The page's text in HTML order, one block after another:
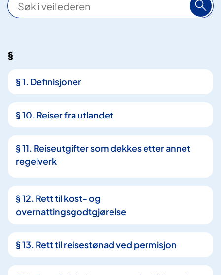
ø
5
5
e
f
f
§
§ 1. Definisjoner
§ 10. Reiser fra utlandet
§ 11. Reiseutgifter som dekkes etter annet
regelverk
§ 12. Rett til kost- og
overnattingsgodtgjørelse
§ 13. Rett til reisestønad ved permisjon